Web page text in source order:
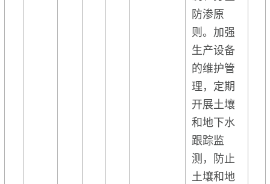
防渗原
则。加强
生产设备
的维护管
理，定期
开展土壤
和地下水
跟踪监
测，防止
土壤和地